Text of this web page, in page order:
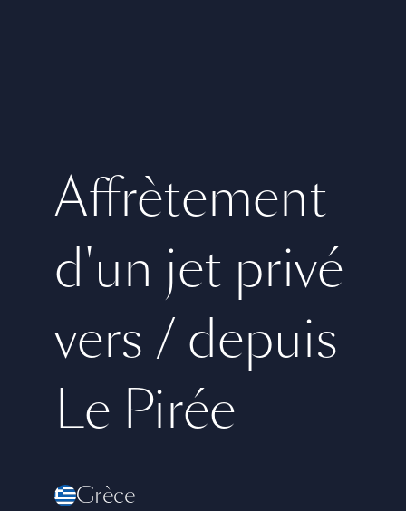
Affrètement
d'un jet privé
vers / depuis
Le Pirée
Grèce